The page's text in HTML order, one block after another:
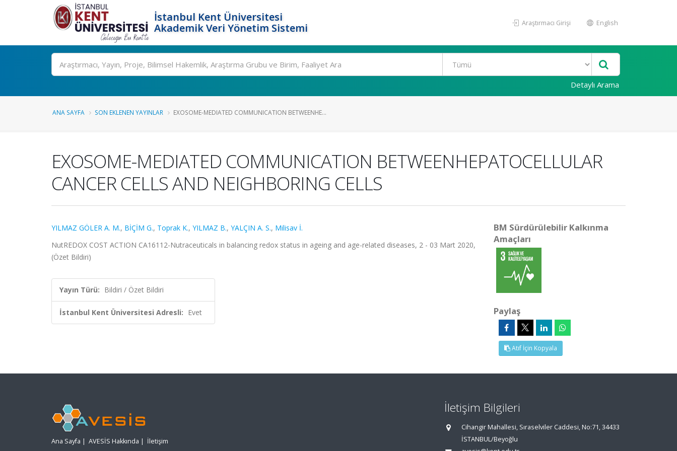
İstanbul Kent Üniversitesi
Akademik Veri Yönetim Sistemi
Araştırmacı Girişi English
Ara
Detaylı Arama
ANA SAYFA SON EKLENEN YAYINLAR EXOSOME-MEDIATED COMMUNICATION BETWEENHE...
EXOSOME-MEDIATED COMMUNICATION BETWEENHEPATOCELLULAR
CANCER CELLS AND NEIGHBORING CELLS
YILMAZ GÖLER A. M., BİÇİM G., Toprak K., YILMAZ B., YALÇIN A. S., Milisav İ.
NutREDOX COST ACTION CA16112-Nutraceuticals in balancing redox status in ageing and age-related diseases, 2 - 03 Mart 2020,
(Özet Bildiri)
Yayın Türü: Bildiri / Özet Bildiri
İstanbul Kent Üniversitesi Adresli: Evet
BM Sürdürülebilir Kalkınma
Amaçları
Paylaş
Atıf İçin Kopyala
Ana Sayfa | AVESİS Hakkında | İletişim
İletişim Bilgileri
Cihangir Mahallesi, Sıraselviler Caddesi, No:71, 34433
İSTANBUL/Beyoğlu